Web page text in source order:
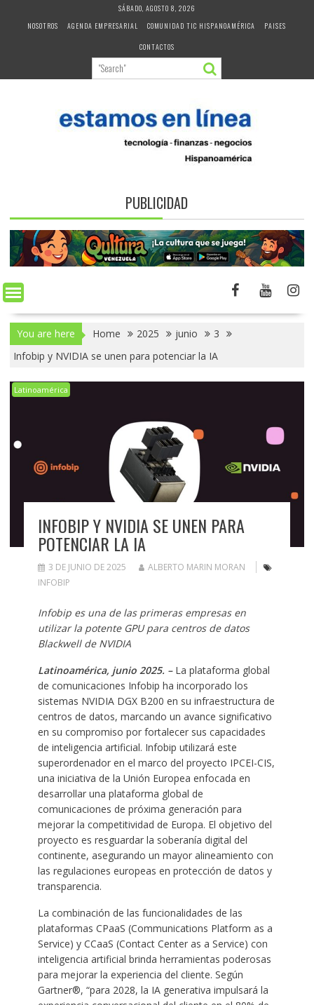
SÁBADO, AGOSTO 8, 2026
NOSOTROS
AGENDA EMPRESARIAL COMUNIDAD TIC HISPANOAMÉRICA
PAISES
CONTACTOS
PUBLICIDAD
You are here Home 2025 junio
3
Infobip y NVIDIA se unen para potenciar la IA
Latinoamérica
INFOBIP Y NVIDIA SE UNEN PARA
POTENCIAR LA IA
3 DE JUNIO DE 2025
ALBERTO MARIN MORAN
INFOBIP
Infobip es una de las primeras empresas en
utilizar la potente GPU para centros de datos
Blackwell de NVIDIA
Latinoamérica, junio 2025. –La plataforma global
de comunicaciones Infobip ha incorporado los
sistemas NVIDIA DGX B200 en su infraestructura de
centros de datos, marcando un avance significativo
en su compromiso por fortalecer sus capacidades
de inteligencia artificial. Infobip utilizará este
superordenador en el marco del proyecto IPCEI-CIS,
una iniciativa de la Unión Europea enfocada en
desarrollar una plataforma global de
comunicaciones de próxima generación para
mejorar la competitividad de Europa. El objetivo del
proyecto es resguardar la soberanía digital del
continente, asegurando un mayor alineamiento con
las regulaciones europeas en protección de datos y
transparencia.
La combinación de las funcionalidades de las
plataformas CPaaS (Communications Platform as a
Service) y CCaaS (Contact Center as a Service) con
inteligencia artificial brinda herramientas poderosas
para mejorar la experiencia del cliente. Según
Gartner®, “para 2028, la IA generativa impulsará la